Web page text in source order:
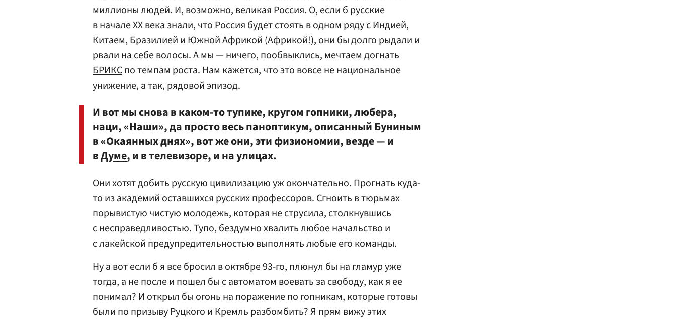
миллионы людей. И, возможно, великая Россия. О, если б русские
в начале XX века знали, что Россия будет стоять в одном ряду с Индией,
Китаем, Бразилией и Южной Африкой (Африкой!), они бы долго рыдали и
рвали на себе волосы. А мы — ничего, пообвыклись, мечтаем догнать
БРИКСпо темпам роста. Нам кажется, что это вовсе не национальное
унижение, а так, рядовой эпизод.
И вот мы снова в каком-то тупике, кругом гопники, любера,
наци, «Наши», да просто весь паноптикум, описанный Буниным
в «Окаянных днях», вот же они, эти физиономии, везде — и
вДуме, и в телевизоре, и на улицах.
Они хотят добить русскую цивилизацию уж окончательно. Прогнать куда-
то из академий оставшихся русских профессоров. Сгноить в тюрьмах
порывистую чистую молодежь, которая не струсила, столкнувшись
с несправедливостью. Тупо, бездумно хвалить любое начальство и
с лакейской предупредительностью выполнять любые его команды.
Ну а вот если б я все бросил в октябре 93-го, плюнул бы на гламур уже
тогда, а не после и пошел бы с автоматом воевать за свободу, как я ее
понимал? И открыл бы огонь на поражение по гопникам, которые готовы
были по призыву Руцкого и Кремль разбомбить? Я прям вижу этих